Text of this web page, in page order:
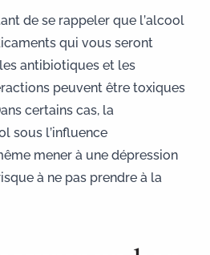
de se rappeler que l’alcool
qui vous seront
antibiotiques et les
peuvent être toxiques
certains cas, la
sous l’influence
mener à une dépression
à ne pas prendre à la